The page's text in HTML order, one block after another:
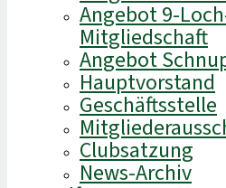
Angebot 9-
Mitgliedschaft
Angebot
Hauptvorstand
Geschäftsstelle
Clubsatzung
News-Archiv